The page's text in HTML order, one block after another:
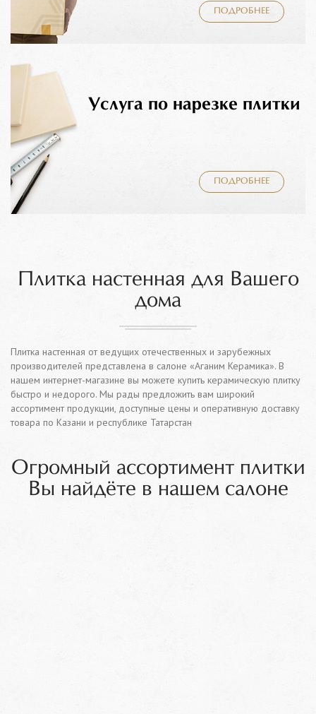
ПОДРОБНЕЕ
Услуга по нарезке плитки
ПОДРОБНЕЕ
Плитка настенная для Вашего
дома
Плитка настенная от ведущих отечественных и зарубежных
производителей представлена в салоне «Аганим Керамика». В
нашем интернет-магазине вы можете купить керамическую плитку
быстро и недорого. Мы рады предложить вам широкий
ассортимент продукции, доступные цены и оперативную доставку
товара по Казани и республике Татарстан
Огромный ассортимент плитки
Вы найдёте в нашем салоне